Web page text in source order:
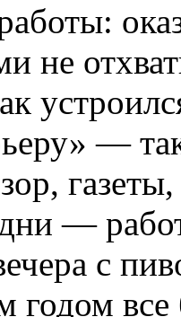
не
—
—
с
годом